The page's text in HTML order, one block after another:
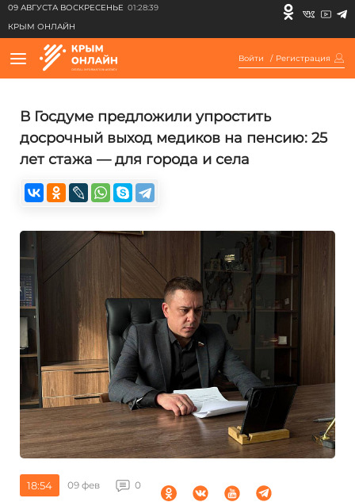
09 АВГУСТА ВОСКРЕСЕНЬЕ 01:28:39
КРЫМ ОНЛАЙН
Войти / Регистрация
В Госдуме предложили упростить
досрочный выход медиков на пенсию: 25
лет стажа — для города и села
18:54 09 фев 0